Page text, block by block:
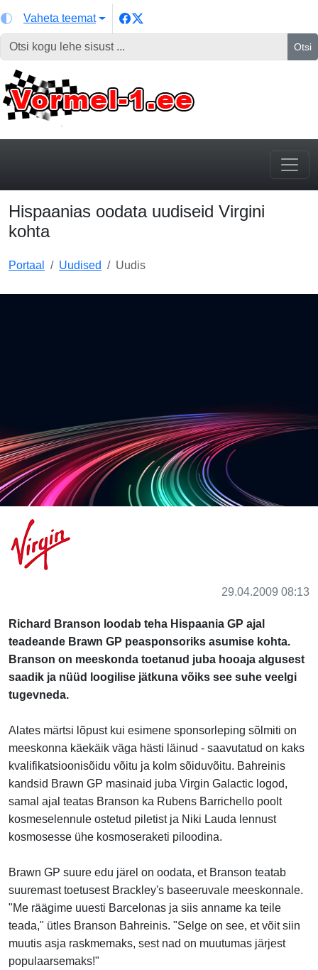
Vaheta teemat
Otsi
Hispaanias oodata uudiseid Virgini
kohta
Portaal Uudised Uudis
29.04.2009 08:13
Richard Branson loodab teha Hispaania GP ajal
teadeande Brawn GP peasponsoriks asumise kohta.
Branson on meeskonda toetanud juba hooaja algusest
saadik ja nüüd loogilise jätkuna võiks see suhe veelgi
tugevneda.
Alates märtsi lõpust kui esimene sponsorleping sõlmiti on
meeskonna käekäik väga hästi läinud - saavutatud on kaks
kvalifikatsioonisõidu võitu ja kolm sõiduvõitu. Bahreinis
kandsid Brawn GP masinaid juba Virgin Galactic logod,
samal ajal teatas Branson ka Rubens Barrichello poolt
kosmeselennule ostetud piletist ja Niki Lauda lennust
kosmosesse ühe kosmoseraketi piloodina.
Brawn GP suure edu järel on oodata, et Branson teatab
suuremast toetusest Brackley's baseeruvale meeskonnale.
"Me räägime uuesti Barcelonas ja siis anname ka teile
teada," ütles Branson Bahreinis. "Selge on see, et võit siin
muutis asja raskmemaks, sest nad on muutumas järjest
populaarsemaks!"